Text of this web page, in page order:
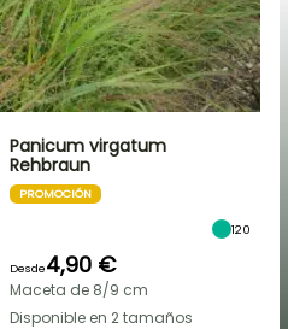
Panicum virgatum
Rehbraun
PROMOCIÓN
120
Desde4,90 €
Maceta de 8/9 cm
Disponible en 2 tamaños